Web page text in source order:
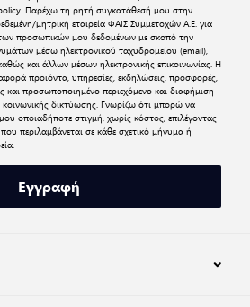
. Παρέχω τη ρητή συγκατάθεσή μου στην
μητρική εταιρεία ΦΑΙΣ Συμμετοχών Α.Ε. για
προσωπικών μου δεδομένων με σκοπό την
μέσω ηλεκτρονικού ταχυδρομείου (email),
και άλλων μέσων ηλεκτρονικής επικοινωνίας. Η
προϊόντα, υπηρεσίες, εκδηλώσεις, προσφορές,
και προσωποποιημένο περιεχόμενο και διαφήμιση
δικτύωσης. Γνωρίζω ότι μπορώ να
οποιαδήποτε στιγμή, χωρίς κόστος, επιλέγοντας
περιλαμβάνεται σε κάθε σχετικό μήνυμα ή
Εγγραφή